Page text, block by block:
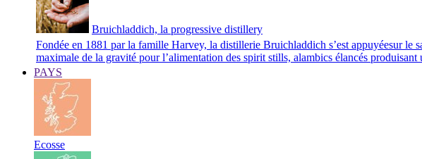
Bruichladdich, la progressive distillery
Fondée en 1881 par la famille Harvey, la distillerie Bruichladdich s’est appuyéesur
maximale de la gravité pour l’alimentation des spirit stills, alambics élancés
PAYS
Ecosse